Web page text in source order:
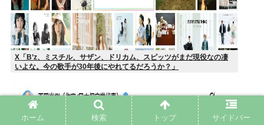
X「B’z、ミスチル、サザン、ドリカム、スピッツがまだ現役なの凄
いよな。今の歌手が30年後にやれてるだろうか？」
ホーム 検索 トップ サイドバー